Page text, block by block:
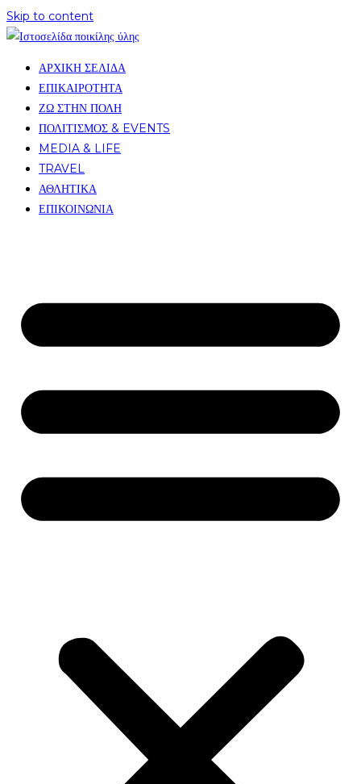
Skip to content
ΑΡΧΙΚΗ ΣΕΛΙΔΑ
ΕΠΙΚΑΙΡΟΤΗΤΑ
ΖΩ ΣΤΗΝ ΠΟΛΗ
ΠΟΛΙΤΙΣΜΟΣ & EVENTS
MEDIA & LIFE
TRAVEL
ΑΘΛΗΤΙΚΑ
ΕΠΙΚΟΙΝΩΝΙΑ